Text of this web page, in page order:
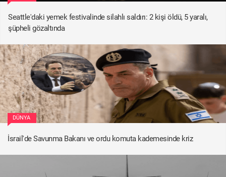
Seattle'daki yemek festivalinde silahlı saldırı: 2 kişi öldü, 5 yaralı,
şüpheli gözaltında
DÜNYA
İsrail'de Savunma Bakanı ve ordu komuta kademesinde kriz